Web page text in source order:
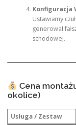
Konfiguracja
Ustawiamy
generował
schodowej.
Cena
okolice)
Usługa / Zestaw